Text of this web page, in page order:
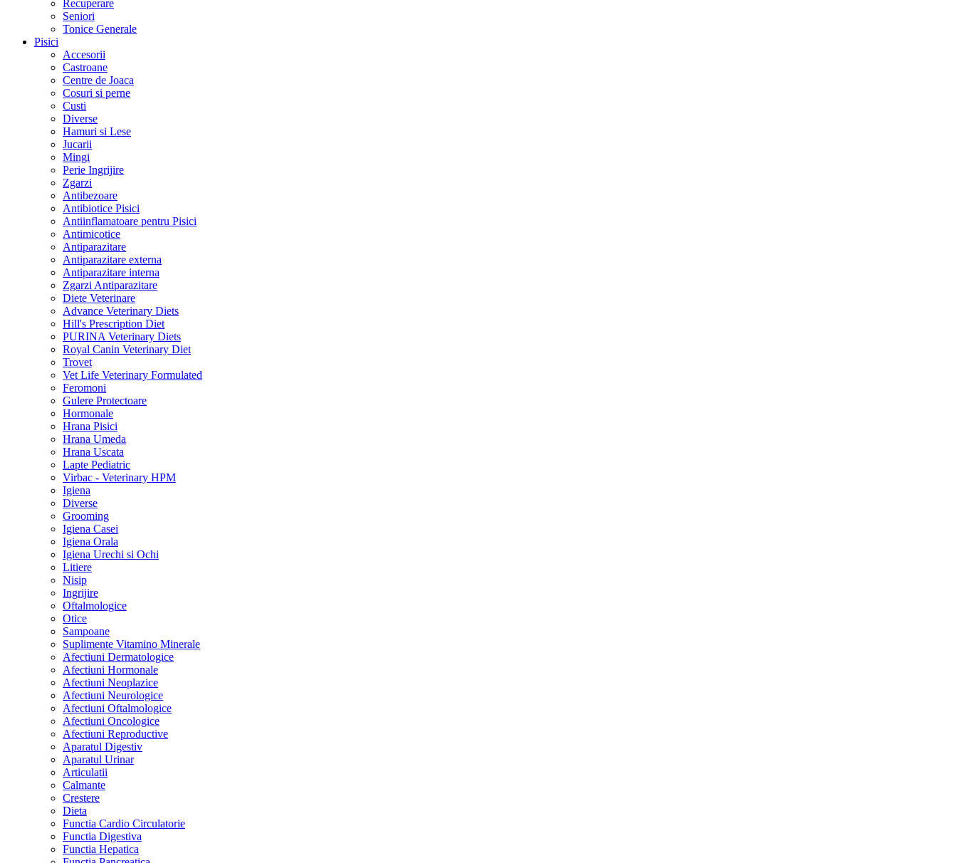
Recuperare
Seniori
Tonice Generale
Pisici
Accesorii
Castroane
Centre de Joaca
Cosuri si perne
Custi
Diverse
Hamuri si Lese
Jucarii
Mingi
Perie Ingrijire
Zgarzi
Antibezoare
Antibiotice Pisici
Antiinflamatoare pentru Pisici
Antimicotice
Antiparazitare
Antiparazitare externa
Antiparazitare interna
Zgarzi Antiparazitare
Diete Veterinare
Advance Veterinary Diets
Hill's Prescription Diet
PURINA Veterinary Diets
Royal Canin Veterinary Diet
Trovet
Vet Life Veterinary Formulated
Feromoni
Gulere Protectoare
Hormonale
Hrana Pisici
Hrana Umeda
Hrana Uscata
Lapte Pediatric
Virbac - Veterinary HPM
Igiena
Diverse
Grooming
Igiena Casei
Igiena Orala
Igiena Urechi si Ochi
Litiere
Nisip
Ingrijire
Oftalmologice
Otice
Sampoane
Suplimente Vitamino Minerale
Afectiuni Dermatologice
Afectiuni Hormonale
Afectiuni Neoplazice
Afectiuni Neurologice
Afectiuni Oftalmologice
Afectiuni Oncologice
Afectiuni Reproductive
Aparatul Digestiv
Aparatul Urinar
Articulatii
Calmante
Crestere
Dieta
Functia Cardio Circulatorie
Functia Digestiva
Functia Hepatica